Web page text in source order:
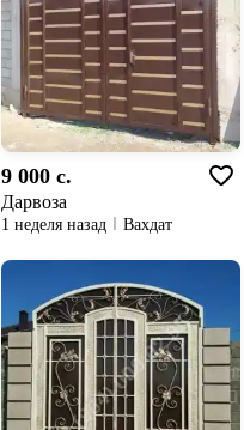
9 000 c.
Дарвоза
1 неделя назад Вахдат